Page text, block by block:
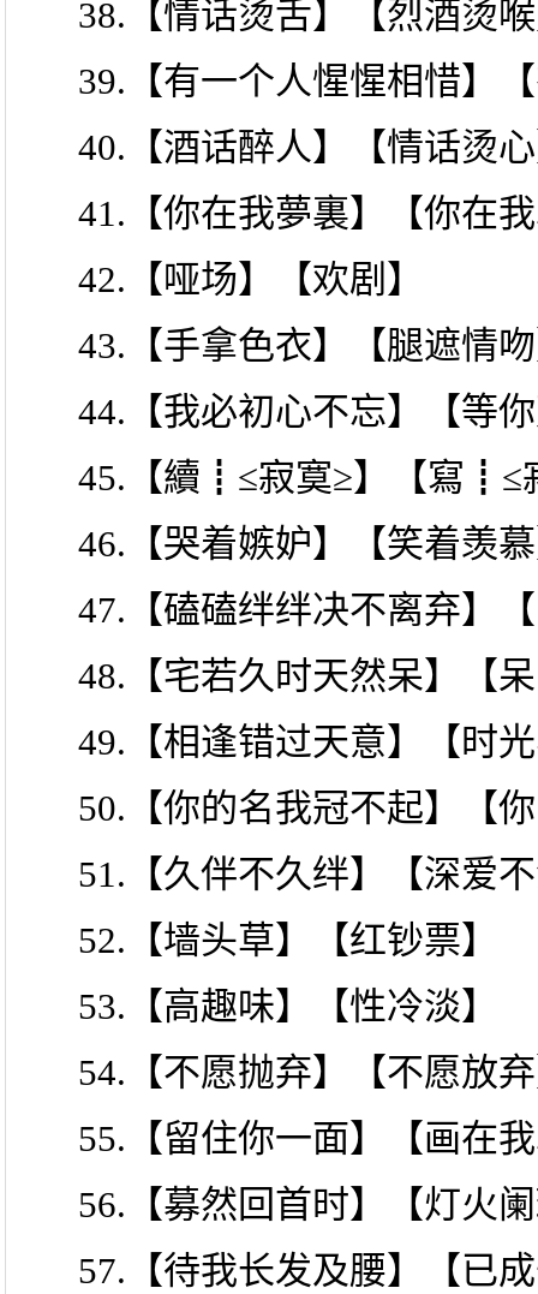
38.【情话烫舌】【烈酒烫
39.【有一个人惺惺相惜】
40.【酒话醉人】【情话烫
41.【你在我夢裏】【你在
42.【哑场】【欢剧】
43.【手拿色衣】【腿遮情
44.【我必初心不忘】【等
45.【續┋≤寂寞≥】【寫┋≤
46.【哭着嫉妒】【笑着羡
47.【磕磕绊绊决不离弃】
48.【宅若久时天然呆】【
49.【相逢错过天意】【时
50.【你的名我冠不起】【
51.【久伴不久绊】【深爱
52.【墙头草】【红钞票】
53.【高趣味】【性冷淡】
54.【不愿抛弃】【不愿放
55.【留住你一面】【画在
56.【募然回首时】【灯火
57.【待我长发及腰】【已